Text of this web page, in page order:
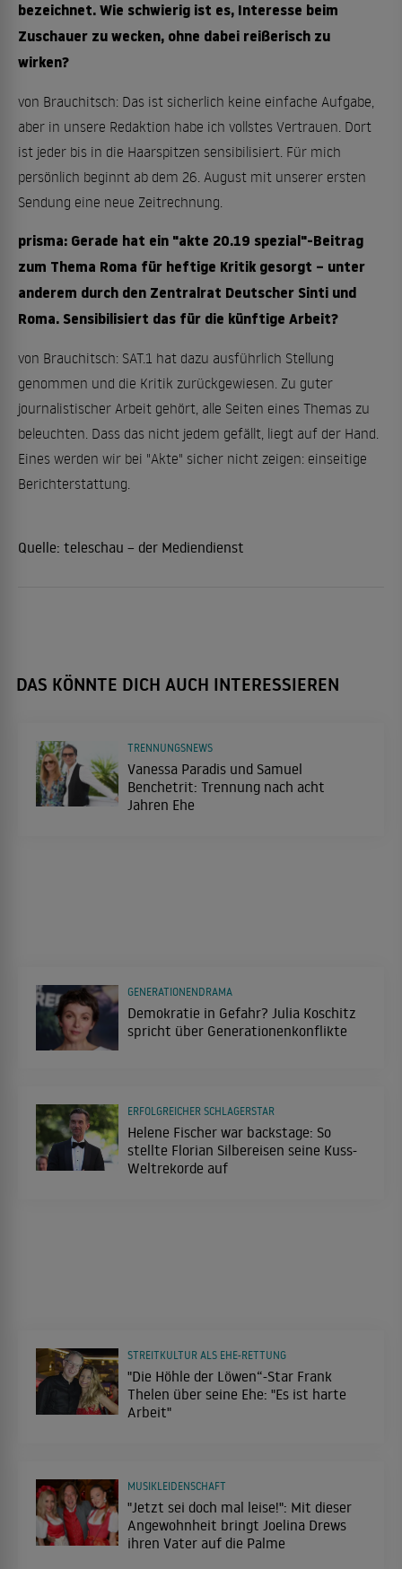
bezeichnet. Wie schwierig ist es, Interesse beim
Zuschauer zu wecken, ohne dabei reißerisch zu
wirken?
von Brauchitsch: Das ist sicherlich keine einfache Aufgabe,
aber in unsere Redaktion habe ich vollstes Vertrauen. Dort
ist jeder bis in die Haarspitzen sensibilisiert. Für mich
persönlich beginnt ab dem 26. August mit unserer ersten
Sendung eine neue Zeitrechnung.
prisma: Gerade hat ein "akte 20.19 spezial"-Beitrag
zum Thema Roma für heftige Kritik gesorgt – unter
anderem durch den Zentralrat Deutscher Sinti und
Roma. Sensibilisiert das für die künftige Arbeit?
von Brauchitsch: SAT.1 hat dazu ausführlich Stellung
genommen und die Kritik zurückgewiesen. Zu guter
journalistischer Arbeit gehört, alle Seiten eines Themas zu
beleuchten. Dass das nicht jedem gefällt, liegt auf der Hand.
Eines werden wir bei "Akte" sicher nicht zeigen: einseitige
Berichterstattung.
Quelle: teleschau – der Mediendienst
DAS KÖNNTE DICH AUCH INTERESSIEREN
Vanessa Paradis und Samuel
Benchetrit: Trennung nach acht
Jahren Ehe
TRENNUNGSNEWS
Demokratie in Gefahr? Julia Koschitz
spricht über Generationenkonflikte
GENERATIONENDRAMA
Helene Fischer war backstage: So
stellte Florian Silbereisen seine Kuss-
Weltrekorde auf
ERFOLGREICHER SCHLAGERSTAR
"Die Höhle der Löwen“-Star Frank
Thelen über seine Ehe: "Es ist harte
Arbeit"
STREITKULTUR ALS EHE-RETTUNG
"Jetzt sei doch mal leise!": Mit dieser
Angewohnheit bringt Joelina Drews
ihren Vater auf die Palme
MUSIKLEIDENSCHAFT